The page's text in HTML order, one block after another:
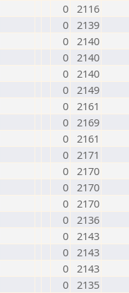
0 2116
0 2139
0 2140
0 2140
0 2140
0 2149
0 2161
0 2169
0 2161
0 2171
0 2170
0 2170
0 2170
0 2136
0 2143
0 2143
0 2143
0 2135